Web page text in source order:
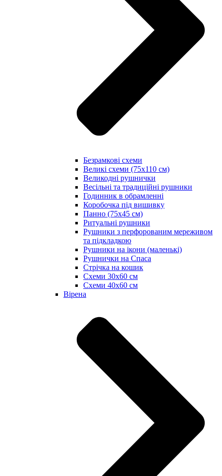
Безрамкові схеми
Великі схеми (75х110 см)
Великодні рушнички
Весільні та традиційні рушники
Годинник в обрамленні
Коробочка під вишивку
Панно (75х45 см)
Ритуальні рушники
Рушники з перфорованим мереживом
та підкладкою
Рушники на ікони (маленькі)
Рушнички на Спаса
Стрічка на кошик
Схеми 30х60 см
Схеми 40х60 см
Вірена